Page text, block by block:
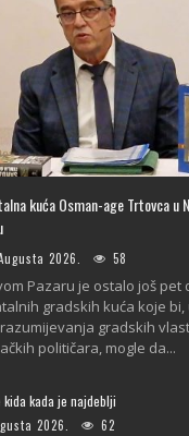
kuća Osman-age Trtovca u
2026. 58
Pazaru je ostalo još pet
gradskih kuća koje bi,
gradskih
političara, mogle da...
kida kada je najdeblji
2026. 62